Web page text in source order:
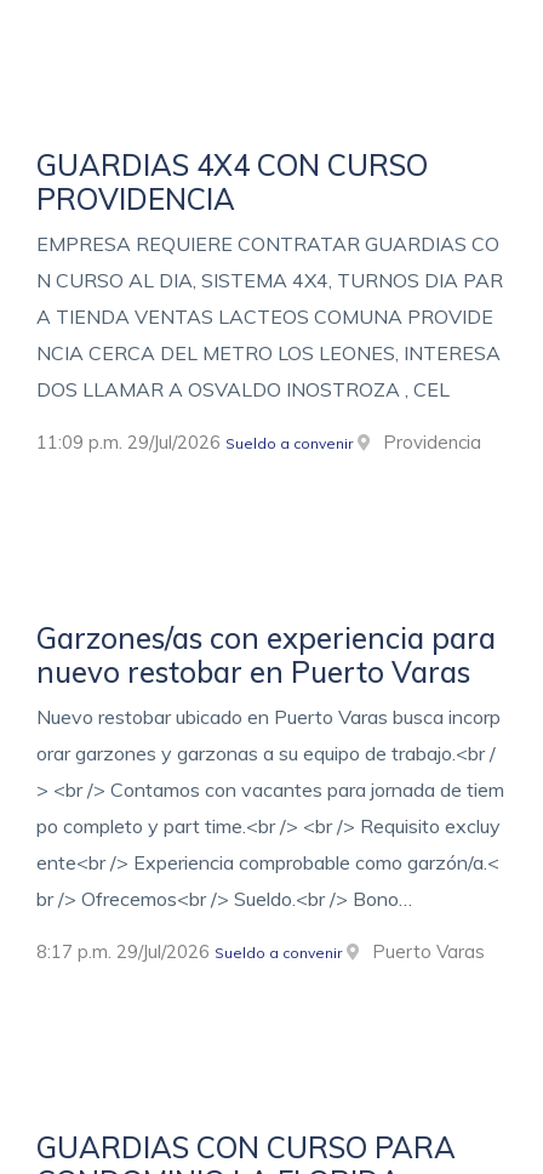
GUARDIAS 4X4 CON CURSO
PROVIDENCIA
EMPRESA REQUIERE CONTRATAR GUARDIAS CO
N CURSO AL DIA, SISTEMA 4X4, TURNOS DIA PAR
A TIENDA VENTAS LACTEOS COMUNA PROVIDE
NCIA CERCA DEL METRO LOS LEONES, INTERESA
DOS LLAMAR A OSVALDO INOSTROZA , CEL
11:09 p.m. 29/Jul/2026 Sueldo a convenir Providencia
Garzones/as con experiencia para
nuevo restobar en Puerto Varas
Nuevo restobar ubicado en Puerto Varas busca incorp
orar garzones y garzonas a su equipo de trabajo.<br /
> <br /> Contamos con vacantes para jornada de tiem
po completo y part time.<br /> <br /> Requisito excluy
ente<br /> Experiencia comprobable como garzón/a.<
br /> Ofrecemos<br /> Sueldo.<br /> Bono…
8:17 p.m. 29/Jul/2026 Sueldo a convenir Puerto Varas
GUARDIAS CON CURSO PARA